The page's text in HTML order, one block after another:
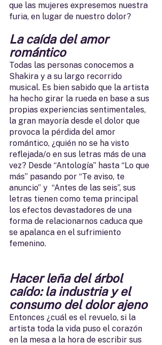
que las mujeres expresemos nuestra
furia, en lugar de nuestro dolor?
La caída del amor
romántico
Todas las personas conocemos a
Shakira y a su largo recorrido
musical. Es bien sabido que la artista
ha hecho girar la rueda en base a sus
propias experiencias sentimentales,
la gran mayoría desde el dolor que
provoca la pérdida del amor
romántico, ¿quién no se ha visto
reflejada/o en sus letras más de una
vez? Desde “Antología” hasta “Lo que
más” pasando por “Te aviso, te
anuncio” y  “Antes de las seis”, sus
letras tienen como tema principal
los efectos devastadores de una
forma de relacionarnos caduca que
se apalanca en el sufrimiento
femenino.
Hacer leña del árbol
caído: la industria y el
consumo del dolor ajeno
Entonces ¿cuál es el revuelo, si la
artista toda la vida puso el corazón
en la mesa a la hora de escribir sus